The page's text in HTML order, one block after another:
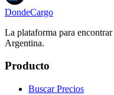
DondeCargo
La plataforma para
Argentina.
Producto
Buscar Precios